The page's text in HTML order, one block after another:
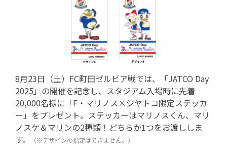
8月23日（土）FC町田ゼルビア戦では、「JATCO Day
2025」の開催を記念し、スタジアム入場時に先着
20,000名様に「F・マリノス×ジヤトコ限定ステッカ
ー」をプレゼント。ステッカーはマリノスくん、マリ
ノスケ＆マリンの2種類！どちらか1つをお渡ししま
す。
（※デザインの指定はできません。）